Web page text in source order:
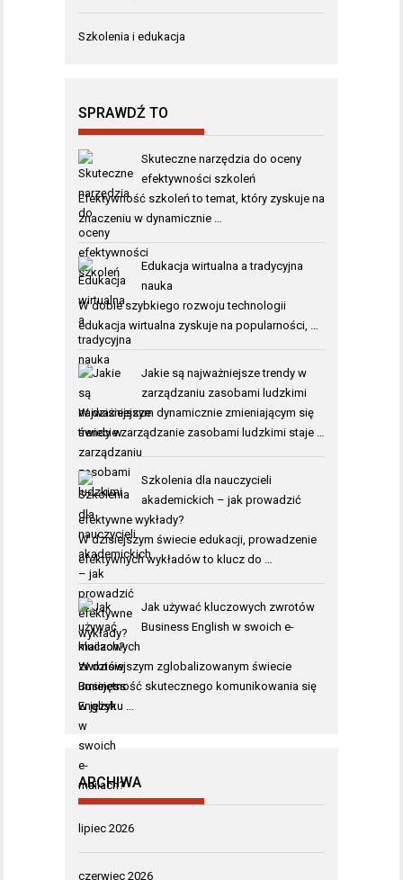
Szkolenia i edukacja
SPRAWDŹ TO
Skuteczne narzędzia do oceny
efektywności szkoleń
Efektywność szkoleń to temat, który zyskuje na
znaczeniu w dynamicznie …
Edukacja wirtualna a tradycyjna
nauka
W dobie szybkiego rozwoju technologii
edukacja wirtualna zyskuje na popularności, …
Jakie są najważniejsze trendy w
zarządzaniu zasobami ludzkimi
W dzisiejszym dynamicznie zmieniającym się
świecie zarządzanie zasobami ludzkimi staje …
Szkolenia dla nauczycieli
akademickich – jak prowadzić
efektywne wykłady?
W dzisiejszym świecie edukacji, prowadzenie
efektywnych wykładów to klucz do …
Jak używać kluczowych zwrotów
Business English w swoich e-
mailach?
W dzisiejszym zglobalizowanym świecie
umiejętność skutecznego komunikowania się
w języku …
ARCHIWA
lipiec 2026
czerwiec 2026